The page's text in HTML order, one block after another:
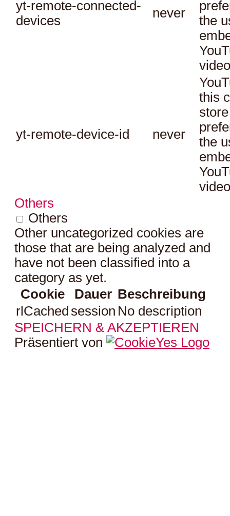
yt-remote-connected-
devices
never
the
yt-remote-device-id never
this
the
Others
Others
Other uncategorized cookies are
those that are being analyzed and
have not been classified into a
category as yet.
Cookie
Dauer Beschreibung
rlCached session No description
SPEICHERN & AKZEPTIEREN
Präsentiert von